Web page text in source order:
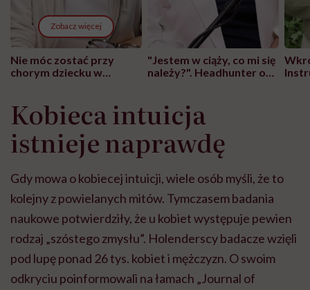
Zobacz więcej
Nie móc zostać przy
chorym dziecku w
może chyba tylko
głupota i brak
wyobraźni"
"Jestem w ciąży, co mi się
należy?". Headhunter o
pracy
Kobieca intuicja
istnieje naprawdę
Gdy mowa o kobiecej intuicji, wiele osób myśli, że to
kolejny z powielanych mitów. Tymczasem badania
naukowe potwierdziły, że u kobiet występuje pewien
rodzaj „szóstego zmysłu”. Holenderscy badacze wzięli
pod lupę ponad 26 tys. kobiet i mężczyzn. O swoim
odkryciu poinformowali na łamach „Journal of